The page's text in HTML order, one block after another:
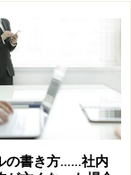
。
の書き方……社内